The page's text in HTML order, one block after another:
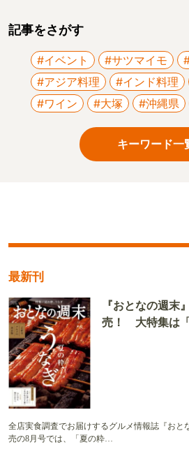
記事をさがす
#イベント #サツマイモ
#アジア料理
#インド料理
#ワイン
#大塚 #沖縄県
キーワード一
最新刊
『おとなの週末
売！ 大特集は「
全店実食調査でお届けするグルメ情報誌『おと
売の8月号では、「夏の粋…